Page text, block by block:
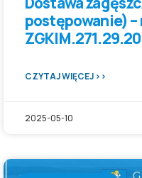
postępowanie) –
CZYTAJ WIĘCEJ >>
2025-05-10